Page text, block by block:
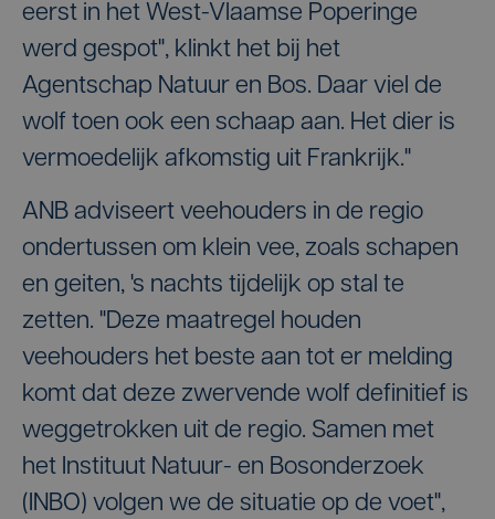
eerst in het West-Vlaamse Poperinge
werd gespot", klinkt het bij het
Agentschap Natuur en Bos. Daar viel de
wolf toen ook een schaap aan. Het dier is
vermoedelijk afkomstig uit Frankrijk."
ANB adviseert veehouders in de regio
ondertussen om klein vee, zoals schapen
en geiten, 's nachts tijdelijk op stal te
zetten. "Deze maatregel houden
veehouders het beste aan tot er melding
komt dat deze zwervende wolf definitief is
weggetrokken uit de regio. Samen met
het Instituut Natuur- en Bosonderzoek
(INBO) volgen we de situatie op de voet",